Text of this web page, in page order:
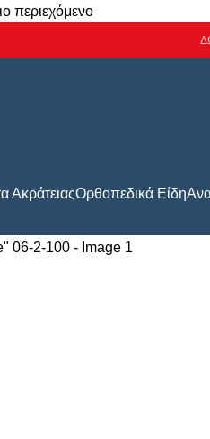
περιεχόμενο
ΑκράτειαςΟρθοπεδικά Είδη